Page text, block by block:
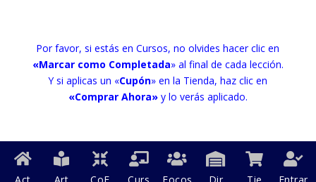
Por favor, si estás en Cursos, no olvides hacer clic en
«Marcar como Completada» al final de cada lección.
Y si aplicas un «Cupón» en la Tienda, haz clic en
«Comprar Ahora»y lo verás aplicado.